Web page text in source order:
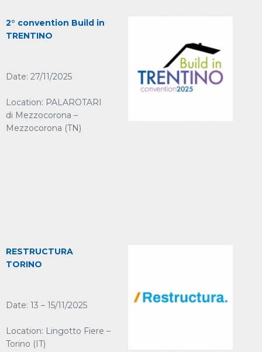
2° convention Build in
TRENTINO
Date: 27/11/2025
Location: PALAROTARI
di Mezzocorona –
Mezzocorona (TN)
RESTRUCTURA
TORINO
Date: 13 – 15/11/2025
Location: Lingotto Fiere –
Torino (IT)